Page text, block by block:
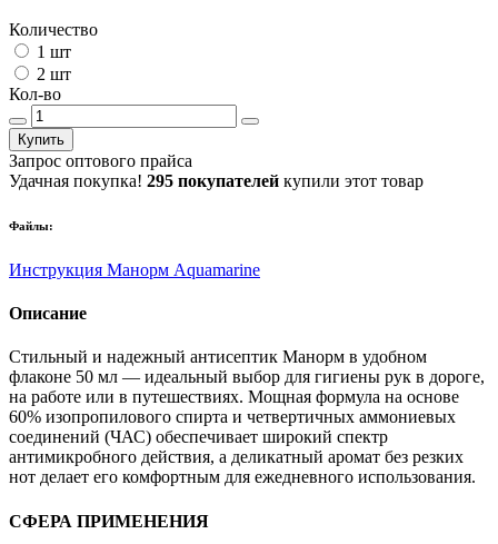
Количество
1 шт
2 шт
Кол-во
Купить
Запрос оптового прайса
Удачная покупка! 295 покупателей купили этот товар
Файлы:
Инструкция Манорм Aquamarine
Описание
Стильный и надежный антисептик Манорм в удобном
флаконе 50 мл — идеальный выбор для гигиены рук в дороге,
на работе или в путешествиях. Мощная формула на основе
60% изопропилового спирта и четвертичных аммониевых
соединений (ЧАС) обеспечивает широкий спектр
антимикробного действия, а деликатный аромат без резких
нот делает его комфортным для ежедневного использования.
СФЕРА ПРИМЕНЕНИЯ